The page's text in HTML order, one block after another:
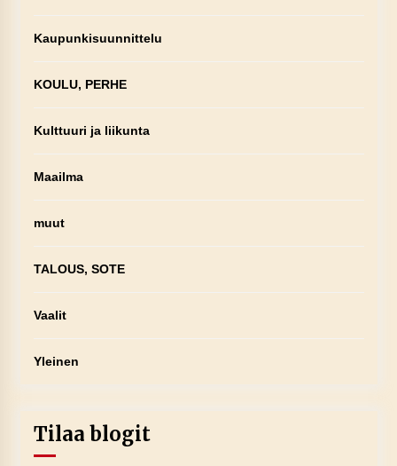
Kaupunkisuunnittelu
KOULU, PERHE
Kulttuuri ja liikunta
Maailma
muut
TALOUS, SOTE
Vaalit
Yleinen
Tilaa blogit